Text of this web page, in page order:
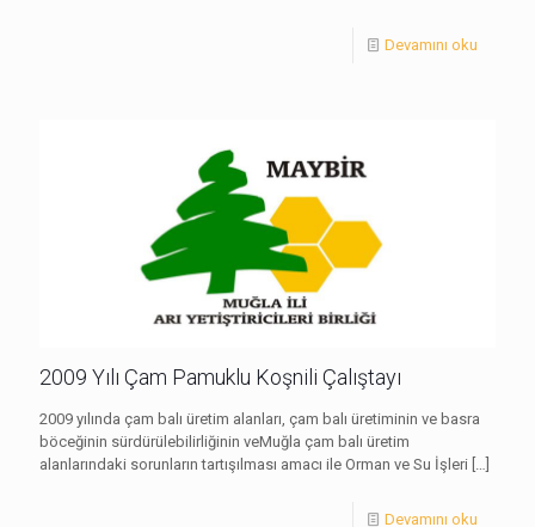
Devamını oku
2009 Yılı Çam Pamuklu Koşnili Çalıştayı
2009 yılında çam balı üretim alanları, çam balı üretiminin ve basra
böceğinin sürdürülebilirliğinin veMuğla çam balı üretim
alanlarındaki sorunların tartışılması amacı ile Orman ve Su İşleri […]
Devamını oku